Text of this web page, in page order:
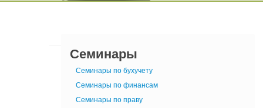
Семинары
Семинары по бухучету
Семинары по финансам
Семинары по праву